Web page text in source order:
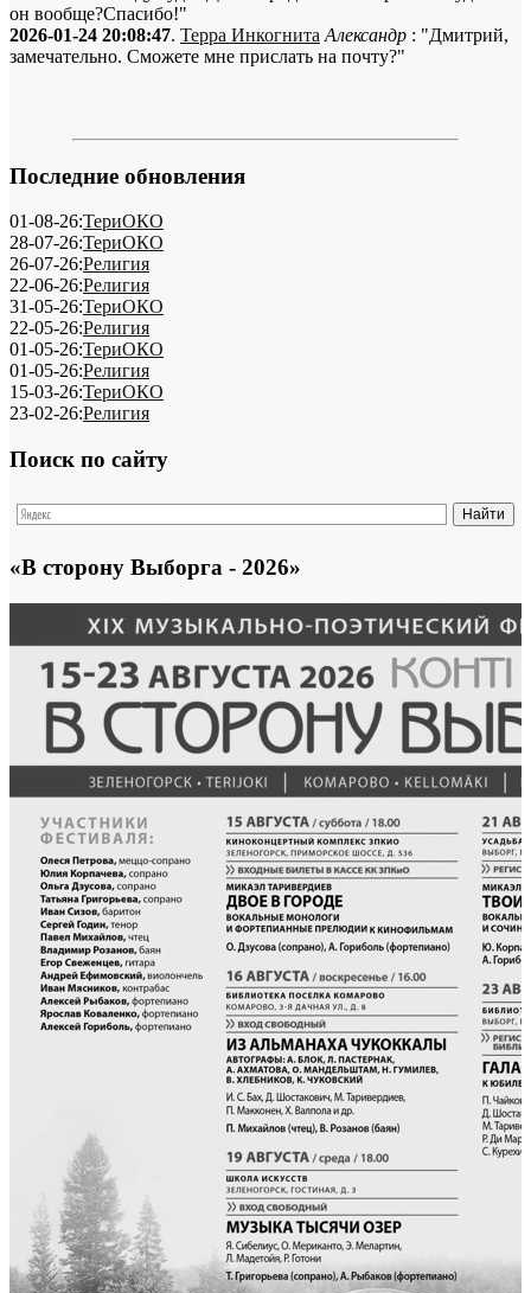
он вообще?Спасибо!"
2026-01-24 20:08:47. Терра Инкогнита Александр : "Дмитрий,
замечательно. Сможете мне прислать на почту?"
Последние обновления
01-08-26:ТериОКО
28-07-26:ТериОКО
26-07-26:Религия
22-06-26:Религия
31-05-26:ТериОКО
22-05-26:Религия
01-05-26:ТериОКО
01-05-26:Религия
15-03-26:ТериОКО
23-02-26:Религия
Поиск по сайту
«В сторону Выборга - 2026»